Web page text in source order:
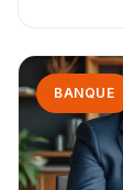
BANQUE